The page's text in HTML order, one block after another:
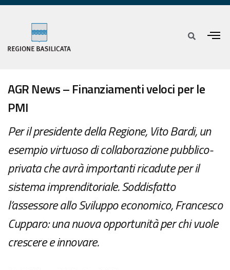
AGR News – Finanziamenti veloci per le
PMI
Per il presidente della Regione, Vito Bardi, un
esempio virtuoso di collaborazione pubblico-
privata che avrà importanti ricadute per il
sistema imprenditoriale. Soddisfatto
l’assessore allo Sviluppo economico, Francesco
Cupparo: una nuova opportunità per chi vuole
crescere e innovare.